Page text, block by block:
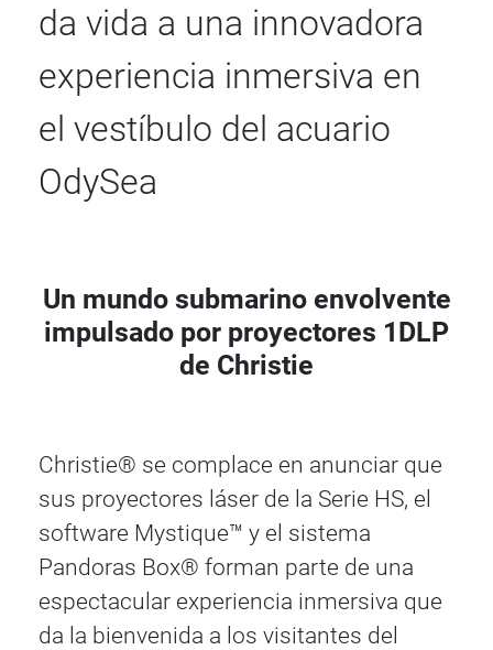
da vida a una innovadora
experiencia inmersiva en
el vestíbulo del acuario
OdySea
Un mundo submarino envolvente
impulsado por proyectores 1DLP
de Christie
Christie® se complace en anunciar que
sus proyectores láser de la Serie HS, el
software Mystique™ y el sistema
Pandoras Box® forman parte de una
espectacular experiencia inmersiva que
da la bienvenida a los visitantes del